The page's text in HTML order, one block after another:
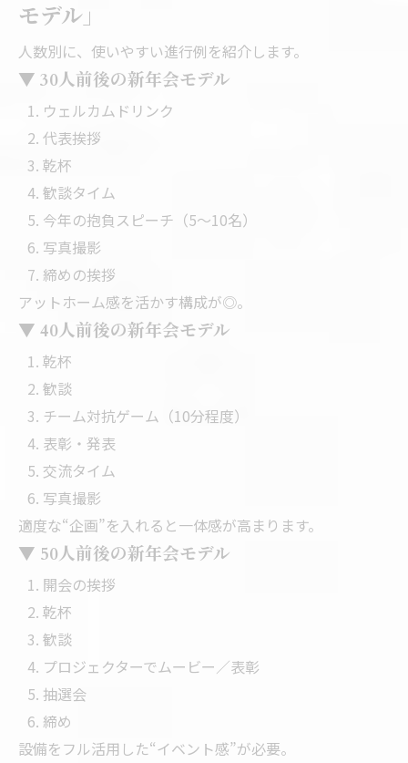
モデル」
人数別に、使いやすい進行例を紹介します。
▼ 30人前後の新年会モデル
ウェルカムドリンク
代表挨拶
乾杯
歓談タイム
今年の抱負スピーチ（5〜10名）
写真撮影
締めの挨拶
アットホーム感を活かす構成が◎。
▼ 40人前後の新年会モデル
乾杯
歓談
チーム対抗ゲーム（10分程度）
表彰・発表
交流タイム
写真撮影
適度な“企画”を入れると一体感が高まります。
▼ 50人前後の新年会モデル
開会の挨拶
乾杯
歓談
プロジェクターでムービー／表彰
抽選会
締め
設備をフル活用した“イベント感”が必要。